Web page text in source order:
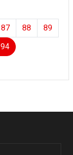
Page
87 Page
88 Page
89
Page
94